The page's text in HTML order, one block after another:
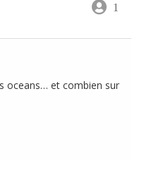
1
oceans… et combien sur